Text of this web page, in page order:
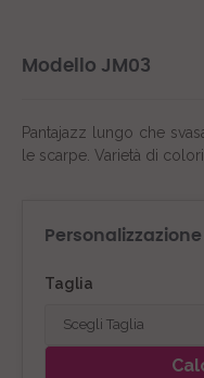
Modello JM03
Pantajazz lungo che
le scarpe. Varietà di
Taglia